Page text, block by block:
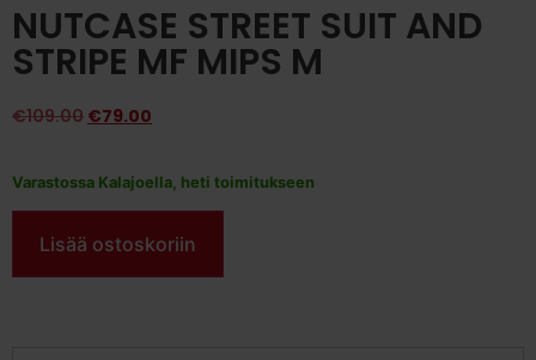
NUTCASE STREET SUIT AND
STRIPE MF MIPS M
€109.00 €79.00
Varastossa Kalajoella, heti toimitukseen
Lisää ostoskoriin